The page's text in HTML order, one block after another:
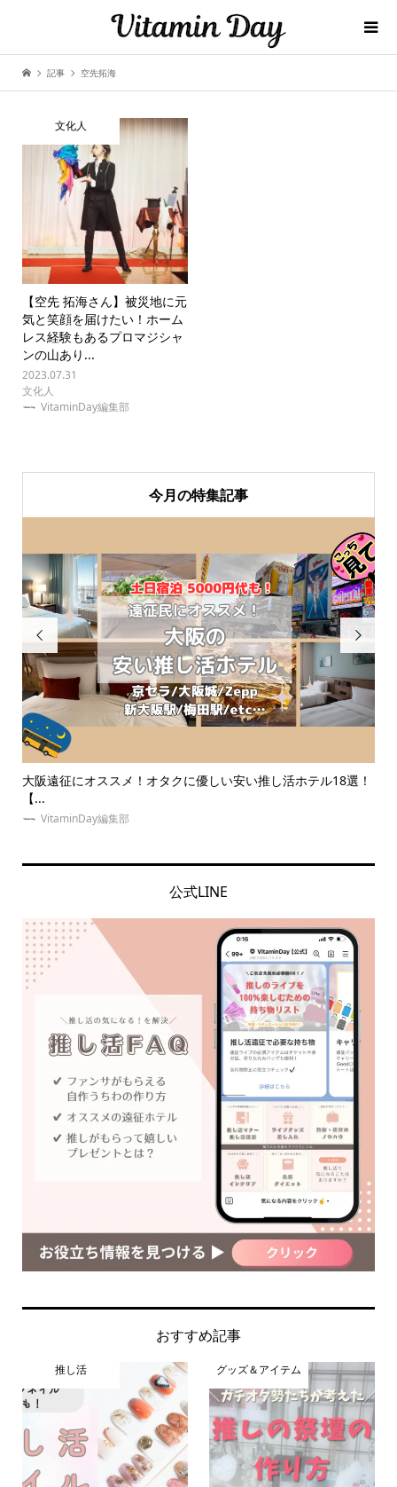
記事 空先拓海
文化人
【空先 拓海さん】被災地に元
気と笑顔を届けたい！ホーム
レス経験もあるプロマジシャ
ンの山あり...
2023.07.31
文化人
VitaminDay編集部
今月の特集記事

大阪遠征にオススメ！オタクに優しい安い推し活ホテル18選！
【...
VitaminDay編集部

公式LINE
おすすめ記事
推し活 グッズ＆アイテム